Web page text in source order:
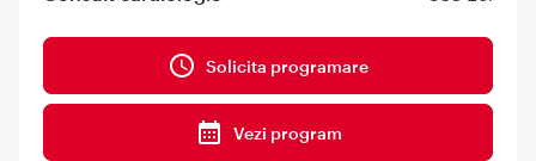
Solicita programare
Vezi program